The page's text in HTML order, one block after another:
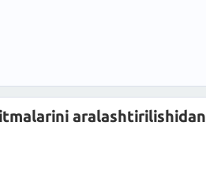
aralashtirilishidan